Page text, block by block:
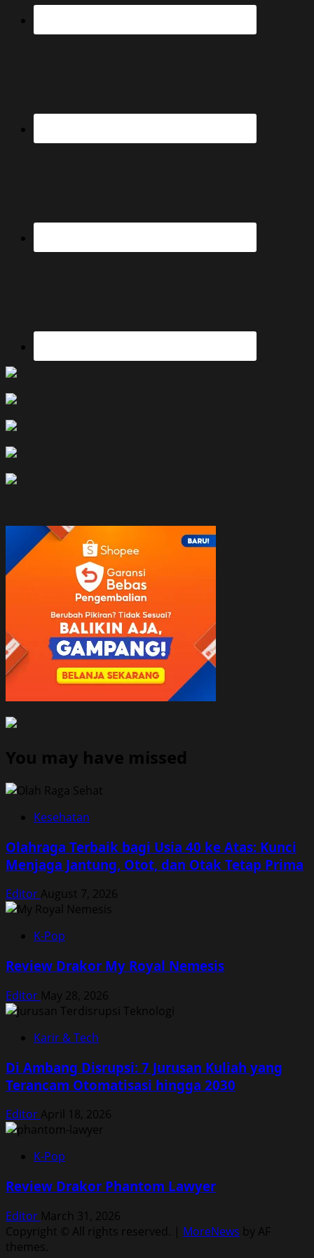
You may have missed
Kesehatan
Olahraga Terbaik bagi Usia 40 ke Atas: Kunci
Menjaga Jantung, Otot, dan Otak Tetap Prima
Editor August 7, 2026
K-Pop
Review Drakor My Royal Nemesis
Editor May 28, 2026
Karir & Tech
Di Ambang Disrupsi: 7 Jurusan Kuliah yang
Terancam Otomatisasi hingga 2030
Editor April 18, 2026
K-Pop
Review Drakor Phantom Lawyer
Editor March 31, 2026
Copyright © All rights reserved. | MoreNews by AF
themes.